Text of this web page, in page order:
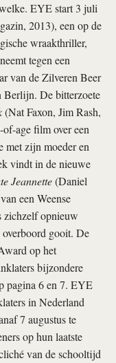
EYE start 3 juli
2013), een op de
wraakthriller,
tegen een
van de Zilveren Beer
Berlijn. De bitterzoete
(Nat Faxon, Jim Rash,
age film over een
met zijn moeder en
vindt in de nieuwe
Jeannette(Daniel
een Weense
zichzelf opnieuw
gooit. De
op het
bijzondere
pagina 6 en 7. EYE
in Nederland
7 augustus te
op hun laatste
van de schooltijd